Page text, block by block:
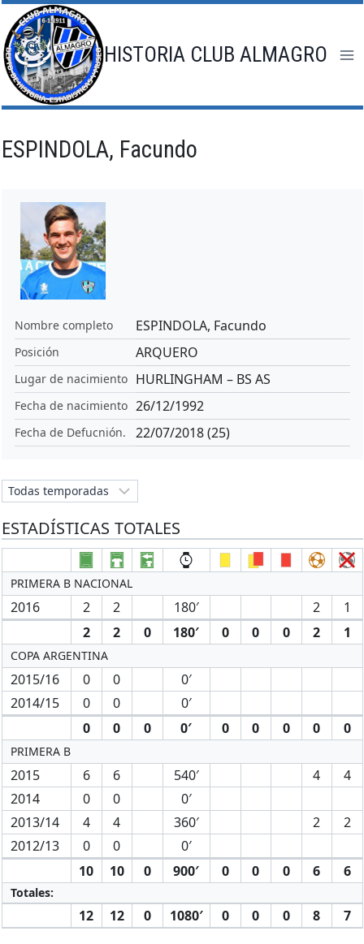
Saltar
al
contenido
HISTORIA CLUB ALMAGRO
ESPINDOLA, Facundo
Nombre completo ESPINDOLA, Facundo
Posición ARQUERO
Lugar de nacimiento HURLINGHAM – BS AS
Fecha de nacimiento 26/12/1992
Fecha de Defucnión. 22/07/2018 (25)
ESTADÍSTICAS TOTALES
PRIMERA B NACIONAL
2016 2 2 180′ 2
1
2
2 0 180′ 0 0 0 2 1
COPA ARGENTINA
2015/16 0 0
0′
2014/15
0 0
0′
0
0 0 0′ 0 0 0 0 0
PRIMERA B
2015 6 6 540′ 4
4
2014
0 0
0′
2013/14
4 4 360′ 2
2
2012/13
0 0
0′
10
10 0 900′ 0 0 0 6 6
Totales:
12 12 0 1080′ 0 0 0 8 7